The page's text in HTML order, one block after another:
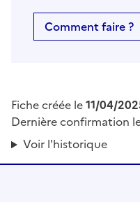
Comment faire ?
Fiche créée le11/04/
Dernière confirmation
Voir l'historique